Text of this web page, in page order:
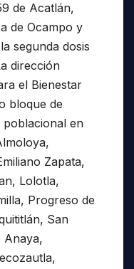
de Acatlán,
de Ocampo y
segunda dosis
dirección
el Bienestar
bloque de
en
Zapata,
Lolotla,
Progreso de
San
Anaya,